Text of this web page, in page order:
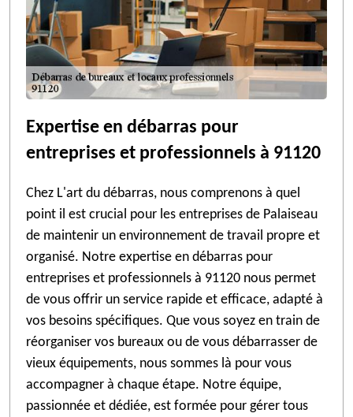
Expertise en débarras pour
entreprises et professionnels à 91120
Chez L'art du débarras, nous comprenons à quel
point il est crucial pour les entreprises de Palaiseau
de maintenir un environnement de travail propre et
organisé. Notre expertise en débarras pour
entreprises et professionnels à 91120 nous permet
de vous offrir un service rapide et efficace, adapté à
vos besoins spécifiques. Que vous soyez en train de
réorganiser vos bureaux ou de vous débarrasser de
vieux équipements, nous sommes là pour vous
accompagner à chaque étape. Notre équipe,
passionnée et dédiée, est formée pour gérer tous